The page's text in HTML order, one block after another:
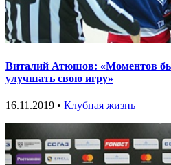
Виталий Атюшов: «Моментов
улучшать свою игру»
16.11.2019 • Клубная жизнь